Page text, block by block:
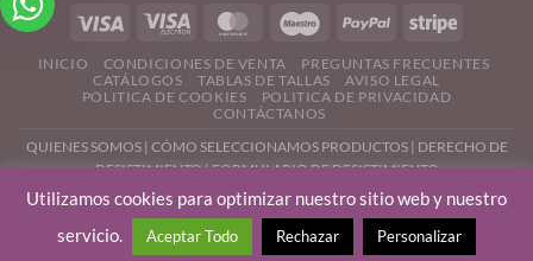
INICIO CONDICIONES DE VENTA
PREGUNTAS FRECUENTES
CATÁLOGOS
TABLAS DE TALLAS
AVISO LEGAL
POLITICA DE COOKIES
POLITICA DE PRIVACIDAD
CONTÁCTANOS
QUIENES SOMOS| CÓMO SELECCIONAMOS PRODUCTOS| DERECHO DE
DESISTIMIENTO |FORMULARIO DE DESISTIMIENTO
Utilizamos cookies para optimizar nuestro sitio web y nuestro
servicio.
Aceptar Todo Rechazar Personalizar